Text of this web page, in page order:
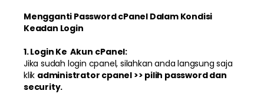
Mengganti Password cPanel Dalam Kondisi
Keadan Login
1. Login Ke Akun cPanel:
Jika sudah login cpanel, silahkan anda langsung saja
klik administrator cpanel >> pilih password dan
security.